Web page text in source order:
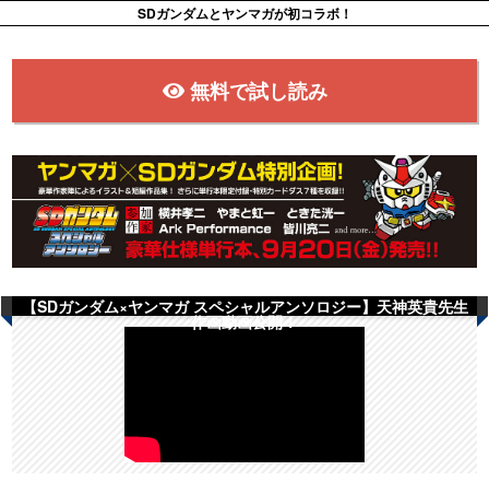
SDガンダムとヤンマガが初コラボ！
無料で試し読み
【SDガンダム×ヤンマガ スペシャルアンソロジー】天神英貴先生
作画動画公開！